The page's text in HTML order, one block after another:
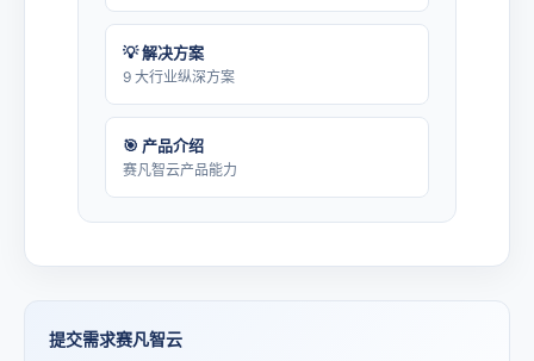
💡 解决方案
9 大行业纵深方案
🎯 产品介绍
赛凡智云产品能力
提交需求赛凡智云